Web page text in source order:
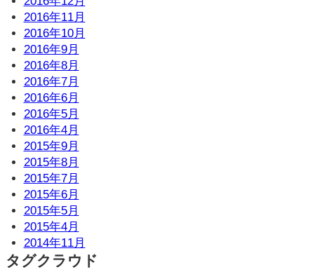
2016年11月
2016年10月
2016年9月
2016年8月
2016年7月
2016年6月
2016年5月
2016年4月
2015年9月
2015年8月
2015年7月
2015年6月
2015年5月
2015年4月
2014年11月
タグクラウド